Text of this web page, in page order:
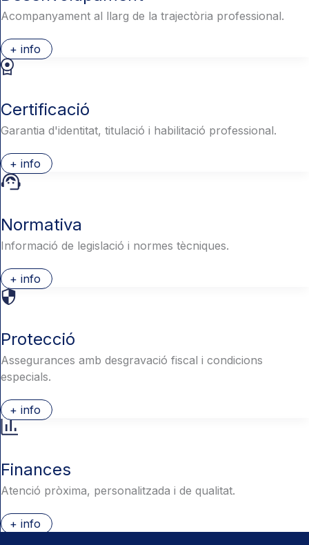
Acompanyament al llarg de la trajectòria professional.
+ info
Certificació
Garantia d'identitat, titulació i habilitació professional.
+ info
Normativa
Informació de legislació i normes tècniques.
+ info
Protecció
Assegurances amb desgravació fiscal i condicions
especials.
+ info
Finances
Atenció pròxima, personalitzada i de qualitat.
+ info